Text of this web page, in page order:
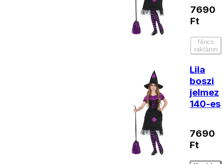
7690
Ft
Nincs
raktáron
Lila
boszi
jelmez
140-es
7690
Ft